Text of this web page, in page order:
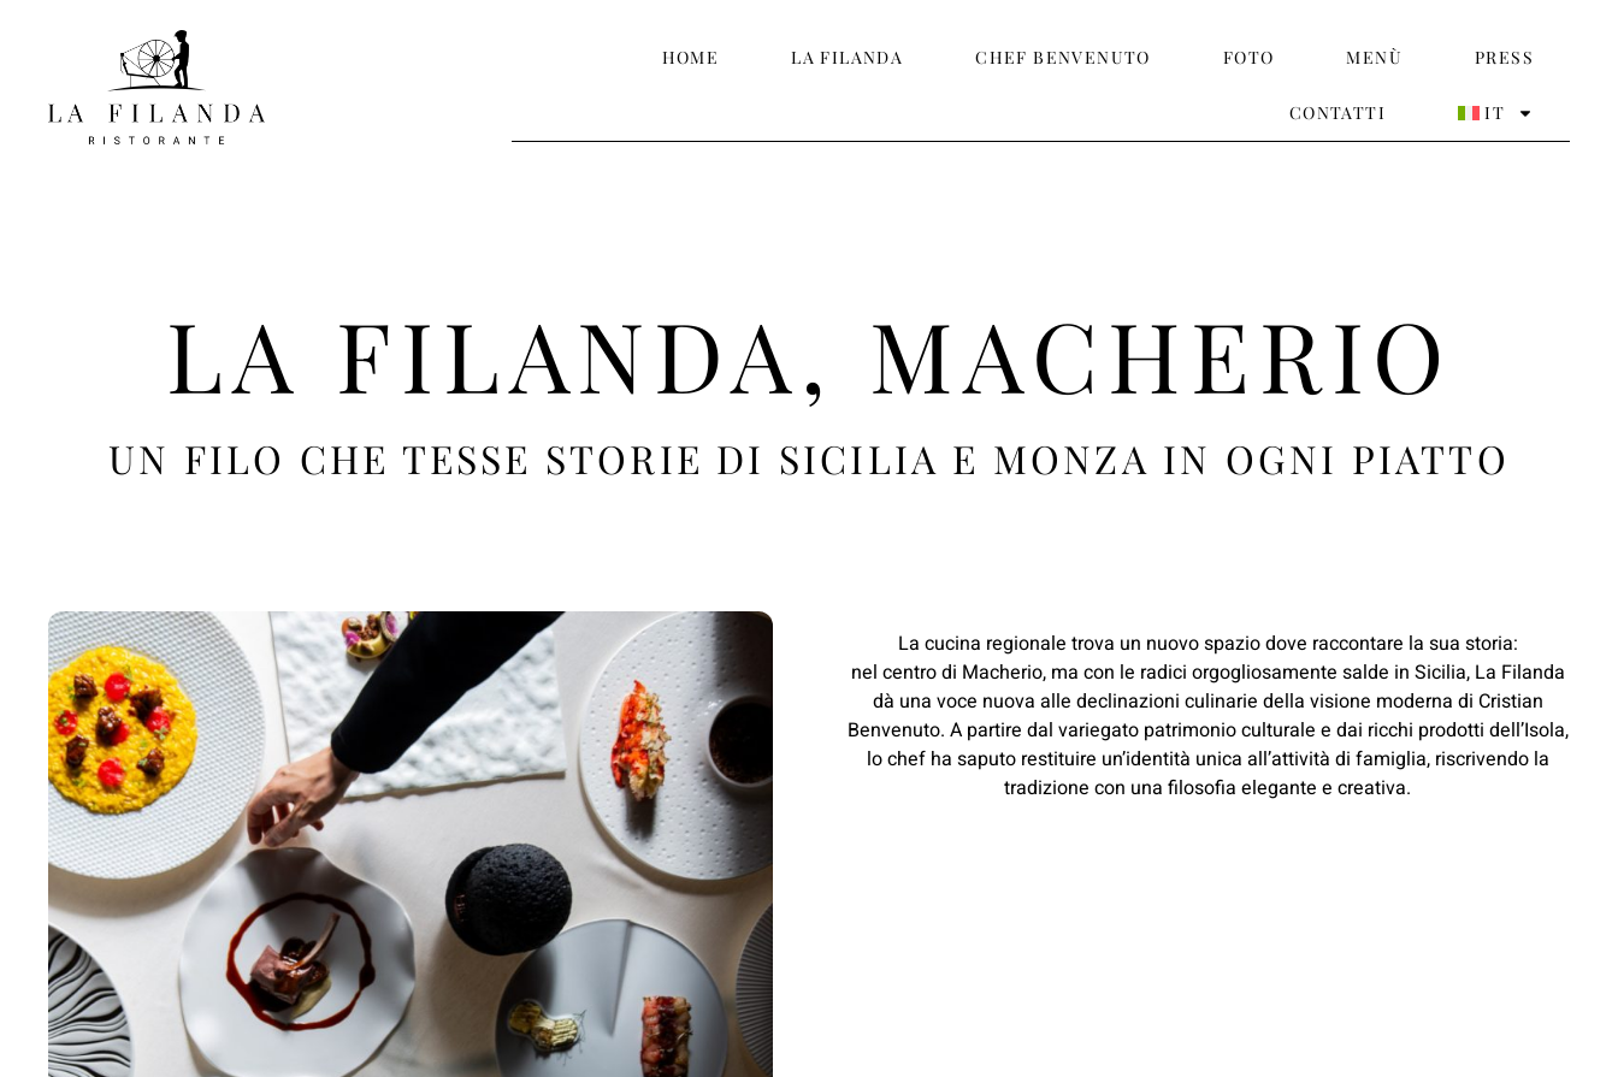
HOME LA FILANDA CHEF BENVENUTO FOTO MENÙ PRESS
CONTATTI IT
LA FILANDA, MACHERIO
UN FILO CHE TESSE STORIE DI SICILIA E MONZA IN OGNI PIATTO
La cucina regionale trova un nuovo spazio dove raccontare la sua storia:
nel centro di Macherio, ma con le radici orgogliosamente salde in Sicilia, La Filanda
dà una voce nuova alle declinazioni culinarie della visione moderna di Cristian
Benvenuto. A partire dal variegato patrimonio culturale e dai ricchi prodotti dell’Isola,
lo chef ha saputo restituire un’identità unica all’attività di famiglia, riscrivendo la
tradizione con una filosofia elegante e creativa.